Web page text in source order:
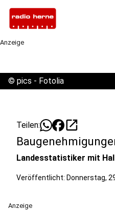
Anzeige
© pics - Fotolia
Teilen: open_in_new
Landesstatistiker mit
Veröffentlicht: Donnerstag,
Anzeige